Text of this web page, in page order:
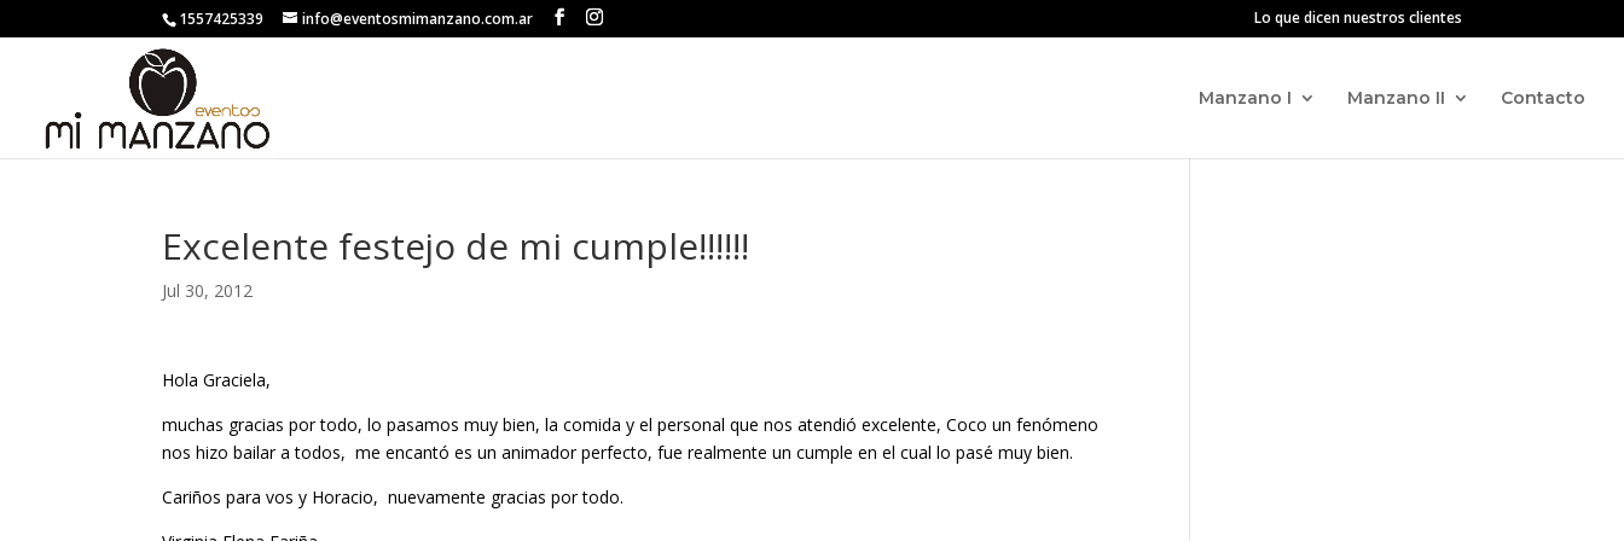
1557425339 info@eventosmimanzano.com.ar Lo que dicen nuestros clientes
Manzano I Manzano II Contacto
Excelente festejo de mi cumple!!!!!!
Jul 30, 2012
Hola Graciela,
muchas gracias por todo, lo pasamos muy bien, la comida y el personal que nos atendió excelente, Coco un fenómeno
nos hizo bailar a todos, me encantó es un animador perfecto, fue realmente un cumple en el cual lo pasé muy bien.
Cariños para vos y Horacio, nuevamente gracias por todo.